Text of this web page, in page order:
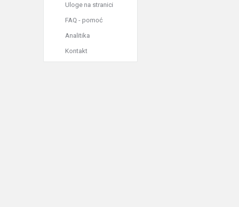
Uloge na stranici
FAQ - pomoć
Analitika
Kontakt